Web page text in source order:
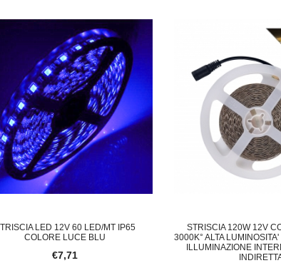
LED 12V 60 LED/MT IP65
COLORE LUCE BLU
€7,71
STRISCIA 120W 12V
3000K° ALTA
ILLUMINAZIONE